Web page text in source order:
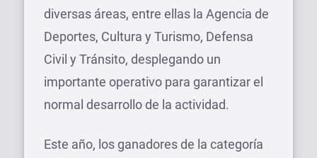
diversas áreas, entre ellas la Agencia de
Deportes, Cultura y Turismo, Defensa
Civil y Tránsito, desplegando un
importante operativo para garantizar el
normal desarrollo de la actividad.
Este año, los ganadores de la categoría